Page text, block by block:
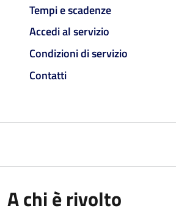
Tempi e scadenze
Accedi al servizio
Condizioni di servizio
Contatti
A chi è rivolto